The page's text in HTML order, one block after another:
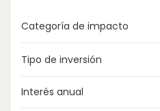
Categoría de impacto
Tipo de inversión
Interés anual